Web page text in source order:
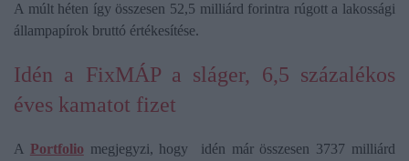
A múlt héten így összesen 52,5 milliárd forintra rúgott a lakossági
állampapírok bruttó értékesítése.
Idén a FixMÁP a sláger, 6,5 százalékos
éves kamatot fizet
A Portfolio megjegyzi, hogy idén már összesen 3737 milliárd